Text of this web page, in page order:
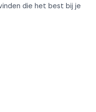
die het best bij je